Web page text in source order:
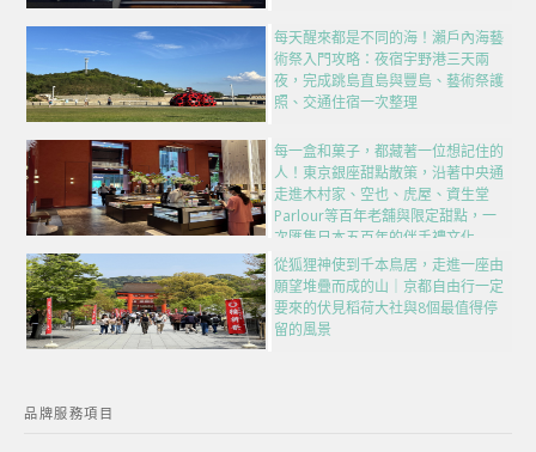
每天醒來都是不同的海！瀨戶內海藝
術祭入門攻略：夜宿宇野港三天兩
夜，完成跳島直島與豐島、藝術祭護
照、交通住宿一次整理
每一盒和菓子，都藏著一位想記住的
人！東京銀座甜點散策，沿著中央通
走進木村家、空也、虎屋、資生堂
Parlour等百年老舖與限定甜點，一
次匯集日本五百年的伴手禮文化
從狐狸神使到千本鳥居，走進一座由
願望堆疊而成的山｜京都自由行一定
要來的伏見稻荷大社與8個最值得停
留的風景
品牌服務項目